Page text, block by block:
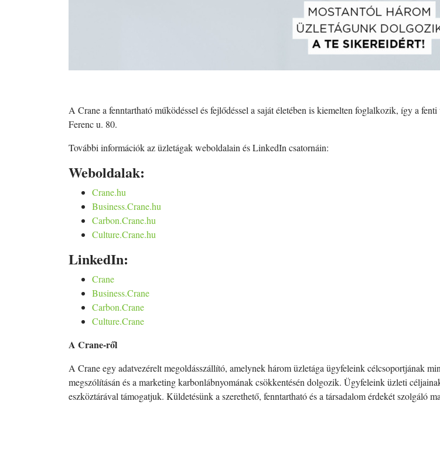
A Crane a fenntartható működéssel és fejlődéssel a saját életében is kiemelten foglalkozik, így a
Ferenc u. 80.
További információk az üzletágak weboldalain és LinkedIn csatornáin:
Weboldalak:
Crane.hu
Business.Crane.hu
Carbon.Crane.hu
Culture.Crane.hu
LinkedIn:
Crane
Business.Crane
Carbon.Crane
Culture.Crane
A Crane-ről
A Crane egy adatvezérelt megoldásszállító, amelynek három üzletága ügyfeleink célcsoportjának
megszólításán és a marketing karbonlábnyomának csökkentésén dolgozik. Ügyfeleink üzleti
eszköztárával támogatjuk. Küldetésünk a szerethető, fenntartható és a társadalom érdekét szolgáló